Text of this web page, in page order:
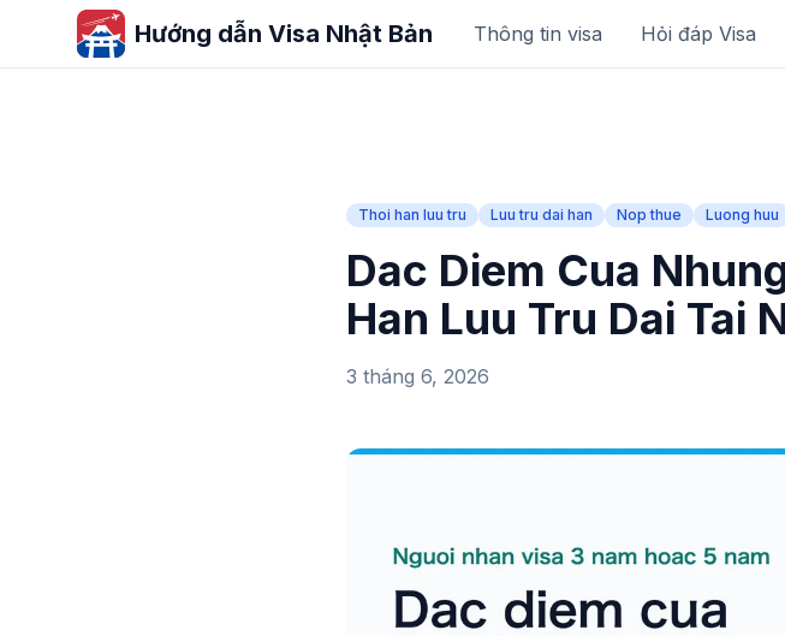
Hướng dẫn Visa Nhật Bản Thông tin visa Hỏi đáp Visa
Thoi han luu tru Luu tru dai han Nop thue Luong huu
Dac Diem Cua
Han Luu Tru Dai Tai
3 tháng 6, 2026